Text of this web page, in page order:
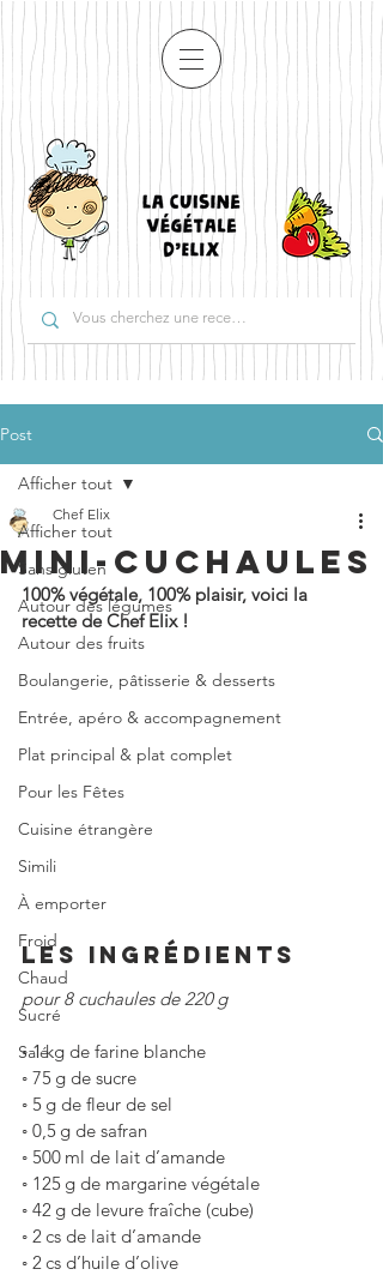
Post
Afficher tout
Sans gluten
Autour des légumes
Autour des fruits
Boulangerie, pâtisserie & desserts
Entrée, apéro & accompagnement
Plat principal & plat complet
Pour les Fêtes
Cuisine étrangère
Simili
À emporter
Froid
Chaud
Sucré
Salé
Afficher tout
MINI-CUCHAULES
Chef Elix
100% végétale, 100% plaisir, voici la
recette de Chef Elix !
LES INGRÉDIENTS
pour 8 cuchaules de 220 g
◦ 1 kg de farine blanche
◦ 75 g de sucre
◦ 5 g de fleur de sel
◦ 0,5 g de safran
◦ 500 ml de lait d’amande
◦ 125 g de margarine végétale
◦ 42 g de levure fraîche (cube)
◦ 2 cs de lait d’amande
◦ 2 cs d’huile d’olive